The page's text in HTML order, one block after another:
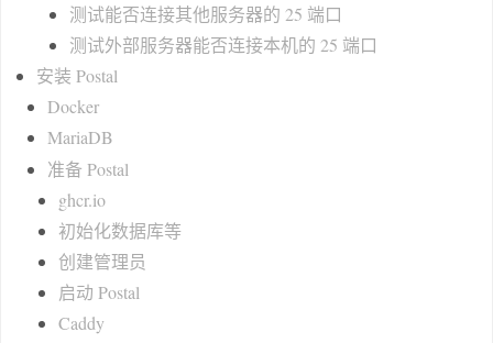
测试能否连接其他服务器的 25 端口
测试外部服务器能否连接本机的 25 端口
安装 Postal
Docker
MariaDB
准备 Postal
ghcr.io
初始化数据库等
创建管理员
启动 Postal
Caddy